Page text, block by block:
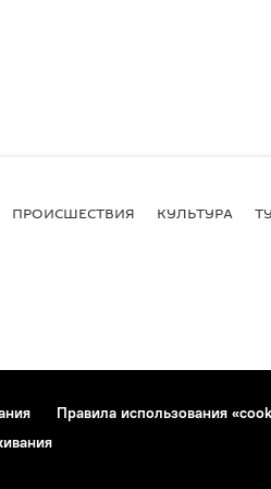
ПРОИСШЕСТВИЯ КУЛЬТУРА
Правила использования